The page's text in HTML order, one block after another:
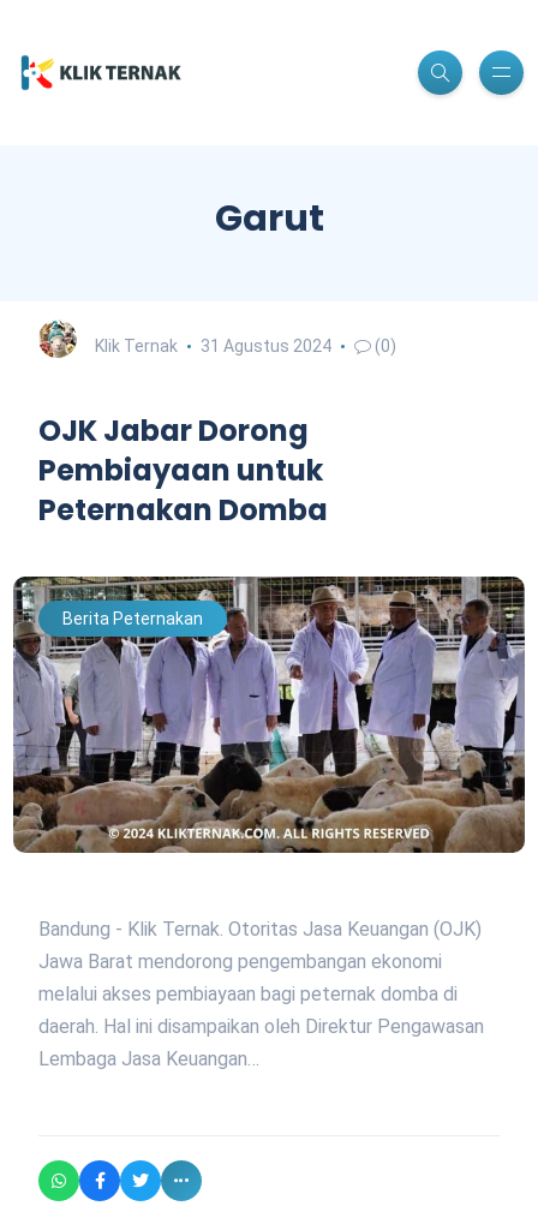
Garut
Klik Ternak 31 Agustus 2024 (0)
OJK Jabar Dorong
Pembiayaan untuk
Peternakan Domba
Berita Peternakan
Bandung - Klik Ternak. Otoritas Jasa Keuangan (OJK)
Jawa Barat mendorong pengembangan ekonomi
melalui akses pembiayaan bagi peternak domba di
daerah. Hal ini disampaikan oleh Direktur Pengawasan
Lembaga Jasa Keuangan…